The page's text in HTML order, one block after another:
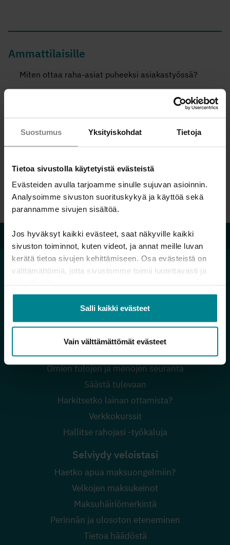
Suostumus Yksityiskohdat Tietoja
Tietoa sivustolla käytetyistä evästeistä
Evästeiden avulla tarjoamme sinulle sujuvan asioinnin.
Analysoimme sivuston suorituskykyä ja käyttöä sekä
parannamme sivujen sisältöä.
Jos hyväksyt kaikki evästeet, saat näkyville kaikki
sivuston toiminnot, kuten videot, ja annat meille luvan
kerätä tietoa sivujen kehittämiseen. Osa evästeistä on
välttämättömiä, jotta sivustomme toimii luotettavasti ja
Salli kaikki evästeet
Vain välttämättömät evästeet
Ammattilaisille
Miten ottaa raha-asiat puheeksi asiakastyössä?
Koulutukset vapaaehtoisille
Kotoutuminen ja raha -verkkokurssi
Rahapeliongelma ja talous -verkkokurssi
Vauvaperheen raha-asiat puheeksi -verkkokurssi
Velkalinja 0800 9 8009
Hallitse rahojasi
Minä ja raha
Raha vaikuttaa ihmissuhteisiin
Raha eri elämäntilanteissa
Omien tulojen ja menojen seuranta
Säästä tulevaan
Harkitsetko lainan ottamista?
Verkkokurssit
Hallitse rahojasi -työkaluja
Selviydy veloistasi
Haetko apua maksuongelmiin?
Velkojen maksukeinot
Maksuhäiriömerkintä
Perinnän ja ulosoton eteneminen
Tietoa häädöstä